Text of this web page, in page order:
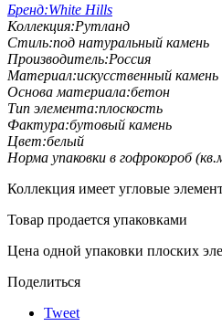
Бренд:White Hills
Коллекция:Рутланд
Стиль:под натуральный камень
Производитель:Россия
Материал:искусственный камень
Основа материала:бетон
Тип элемента:плоскость
Фактура:бутовый камень
Цвет:белый
Норма упаковки в гофрокороб
Коллекция имеет угловые
Товар продается упаковками
Цена одной упаковки плоских
Поделиться
Tweet